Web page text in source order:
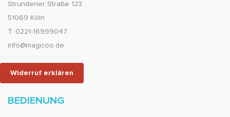
Strundener Straße 123
51069 Köln
T: 0221-16999047
info@magicoo.de
Widerruf erklären
BEDIENUNG